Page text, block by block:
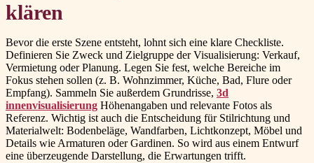
klären
Bevor die erste Szene entsteht, lohnt sich eine klare Checkliste.
Definieren Sie Zweck und Zielgruppe der Visualisierung: Verkauf,
Vermietung oder Planung. Legen Sie fest, welche Bereiche im
Fokus stehen sollen (z. B. Wohnzimmer, Küche, Bad, Flure oder
Empfang). Sammeln Sie außerdem Grundrisse, 3d
innenvisualisierung Höhenangaben und relevante Fotos als
Referenz. Wichtig ist auch die Entscheidung für Stilrichtung und
Materialwelt: Bodenbeläge, Wandfarben, Lichtkonzept, Möbel und
Details wie Armaturen oder Gardinen. So wird aus einem Entwurf
eine überzeugende Darstellung, die Erwartungen trifft.